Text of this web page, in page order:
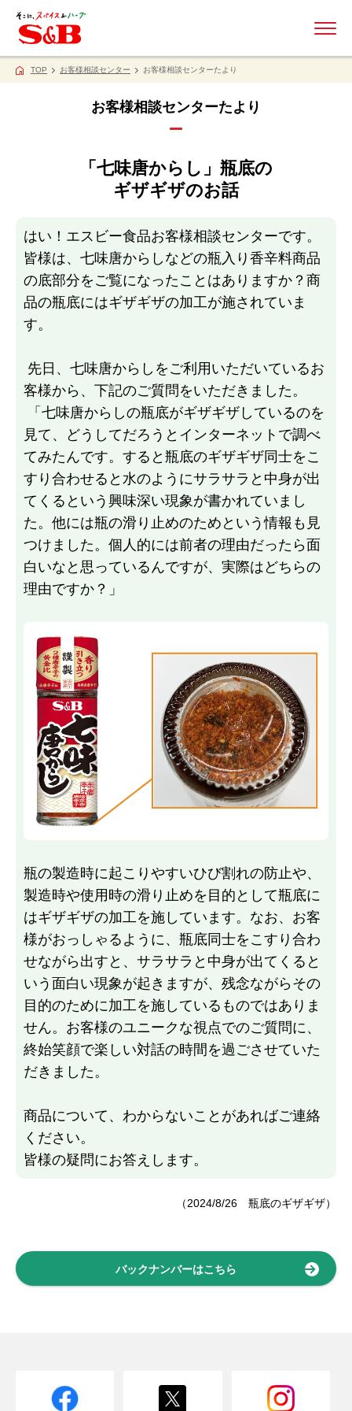
TOP お客様相談センター お客様相談センターたより
お客様相談センターたより
「七味唐からし」瓶底の
ギザギザのお話
はい！エスビー食品お客様相談センターです。
皆様は、七味唐からしなどの瓶入り香辛料商品
の底部分をご覧になったことはありますか？商
品の瓶底にはギザギザの加工が施されていま
す。
先日、七味唐からしをご利用いただいているお
客様から、下記のご質問をいただきました。
「七味唐からしの瓶底がギザギザしているのを
見て、どうしてだろうとインターネットで調べ
てみたんです。すると瓶底のギザギザ同士をこ
すり合わせると水のようにサラサラと中身が出
てくるという興味深い現象が書かれていまし
た。他には瓶の滑り止めのためという情報も見
つけました。個人的には前者の理由だったら面
白いなと思っているんですが、実際はどちらの
理由ですか？」
瓶の製造時に起こりやすいひび割れの防止や、
製造時や使用時の滑り止めを目的として瓶底に
はギザギザの加工を施しています。なお、お客
様がおっしゃるように、瓶底同士をこすり合わ
せながら出すと、サラサラと中身が出てくると
いう面白い現象が起きますが、残念ながらその
目的のために加工を施しているものではありま
せん。お客様のユニークな視点でのご質問に、
終始笑顔で楽しい対話の時間を過ごさせていた
だきました。
商品について、わからないことがあればご連絡
ください。
皆様の疑問にお答えします。
（2024/8/26 瓶底のギザギザ）
バックナンバーはこちら